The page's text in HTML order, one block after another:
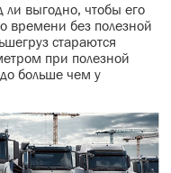
ли выгодно, чтобы его
времени без полезной
стараются
при полезной
больше чем у